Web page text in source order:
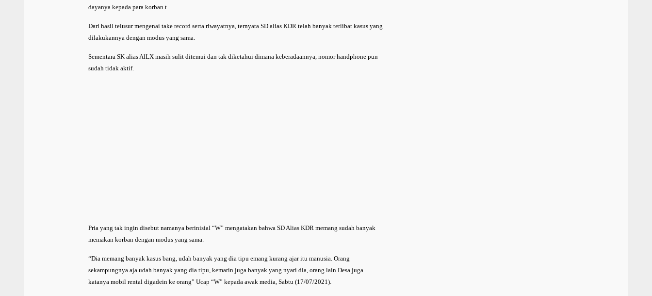
dayanya kepada para korban.t
Dari hasil telusur mengenai take record serta riwayatnya, ternyata SD alias KDR telah banyak terlibat kasus yang
dilakukannya dengan modus yang sama.
Sementara SK alias AlLX masih sulit ditemui dan tak diketahui dimana keberadaannya, nomor handphone pun
sudah tidak aktif.
Pria yang tak ingin disebut namanya berinisial “W” mengatakan bahwa SD Alias KDR memang sudah banyak
memakan korban dengan modus yang sama.
“Dia memang banyak kasus bang, udah banyak yang dia tipu emang kurang ajar itu manusia. Orang
sekampungnya aja udah banyak yang dia tipu, kemarin juga banyak yang nyari dia, orang lain Desa juga
katanya mobil rental digadein ke orang” Ucap “W” kepada awak media, Sabtu (17/07/2021).